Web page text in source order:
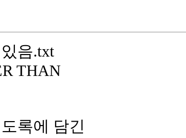
음.txt
THAN
록에 담긴